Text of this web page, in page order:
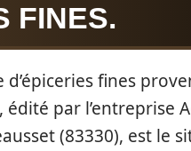
FINES.
d’épiceries fines
par l’entreprise
(83330), est le